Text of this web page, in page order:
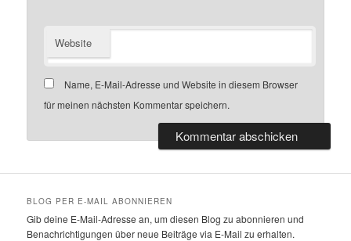
Website
Name, E-Mail-Adresse und Website in diesem Browser
für meinen nächsten Kommentar speichern.
BLOG PER E-MAIL ABONNIEREN
Gib deine E-Mail-Adresse an, um diesen Blog zu abonnieren und
Benachrichtigungen über neue Beiträge via E-Mail zu erhalten.